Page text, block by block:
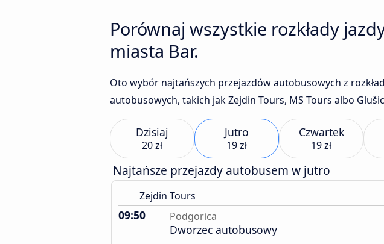
Porównaj wszystkie rozkłady
miasta Bar.
Oto wybór najtańszych przejazdów autobusowych z
autobusowych, takich jak Zejdin Tours, MS Tours albo
Dzisiaj
20 zł
Jutro
19 zł
Czwartek
19 zł
Najtańsze przejazdy autobusem w jutro
Zejdin Tours
09:50 Podgorica
Dworzec autobusowy